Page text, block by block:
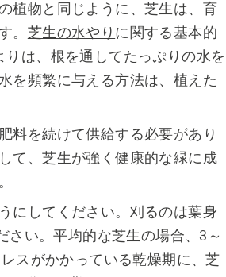
植物と同じように、芝生は、育
。 芝生の水やり に関する基本的
は、根を通してたっぷりの水を
を頻繁に与える方法は、植えた
料を続けて供給する必要があり
て、芝生が強く健康的な緑に成
にしてください。刈るのは葉身
い。平均的な芝生の場合、3～
スがかかっている乾燥期に、芝